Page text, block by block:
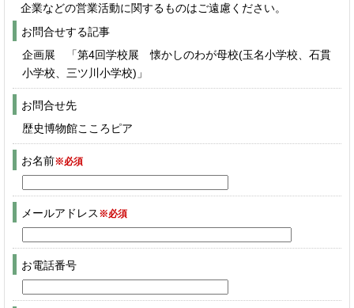
企業などの営業活動に関するものはご遠慮ください。
お問合せする記事
企画展 「第4回学校展 懐かしのわが母校(玉名小学校、石貫
小学校、三ツ川小学校)」
お問合せ先
歴史博物館こころピア
お名前※必須
メールアドレス ※必須
お電話番号